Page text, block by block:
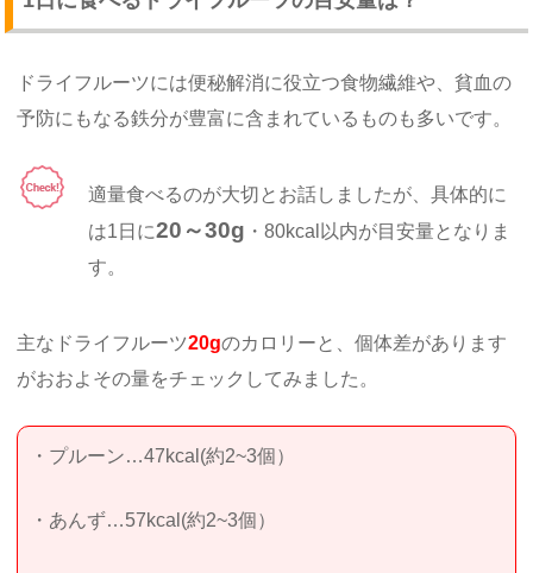
ドライフルーツには便秘解消に役立つ食物繊維や、貧血の
予防にもなる鉄分が豊富に含まれているものも多いです。
適量食べるのが大切とお話しましたが、具体的に
は1日に20～30g ・80kcal以内が目安量となりま
す。
主なドライフルーツ20gのカロリーと、個体差があります
がおおよその量をチェックしてみました。
・プルーン…47kcal(約2~3個）
・あんず…57kcal(約2~3個）